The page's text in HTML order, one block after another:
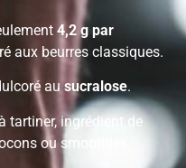
4,2 g par
aux beurres classiques.
ausucralose.
tartiner, ingrédient de
ou smoothies.